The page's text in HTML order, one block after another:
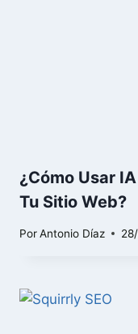
¿Cómo Usar
Tu Sitio Web?
PorAntonio Díaz